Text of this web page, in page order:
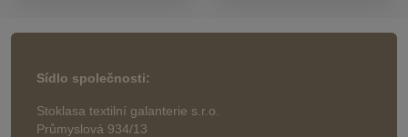
Sídlo společnosti:
Stoklasa textilní galanterie s.r.o.
Průmyslová 934/13